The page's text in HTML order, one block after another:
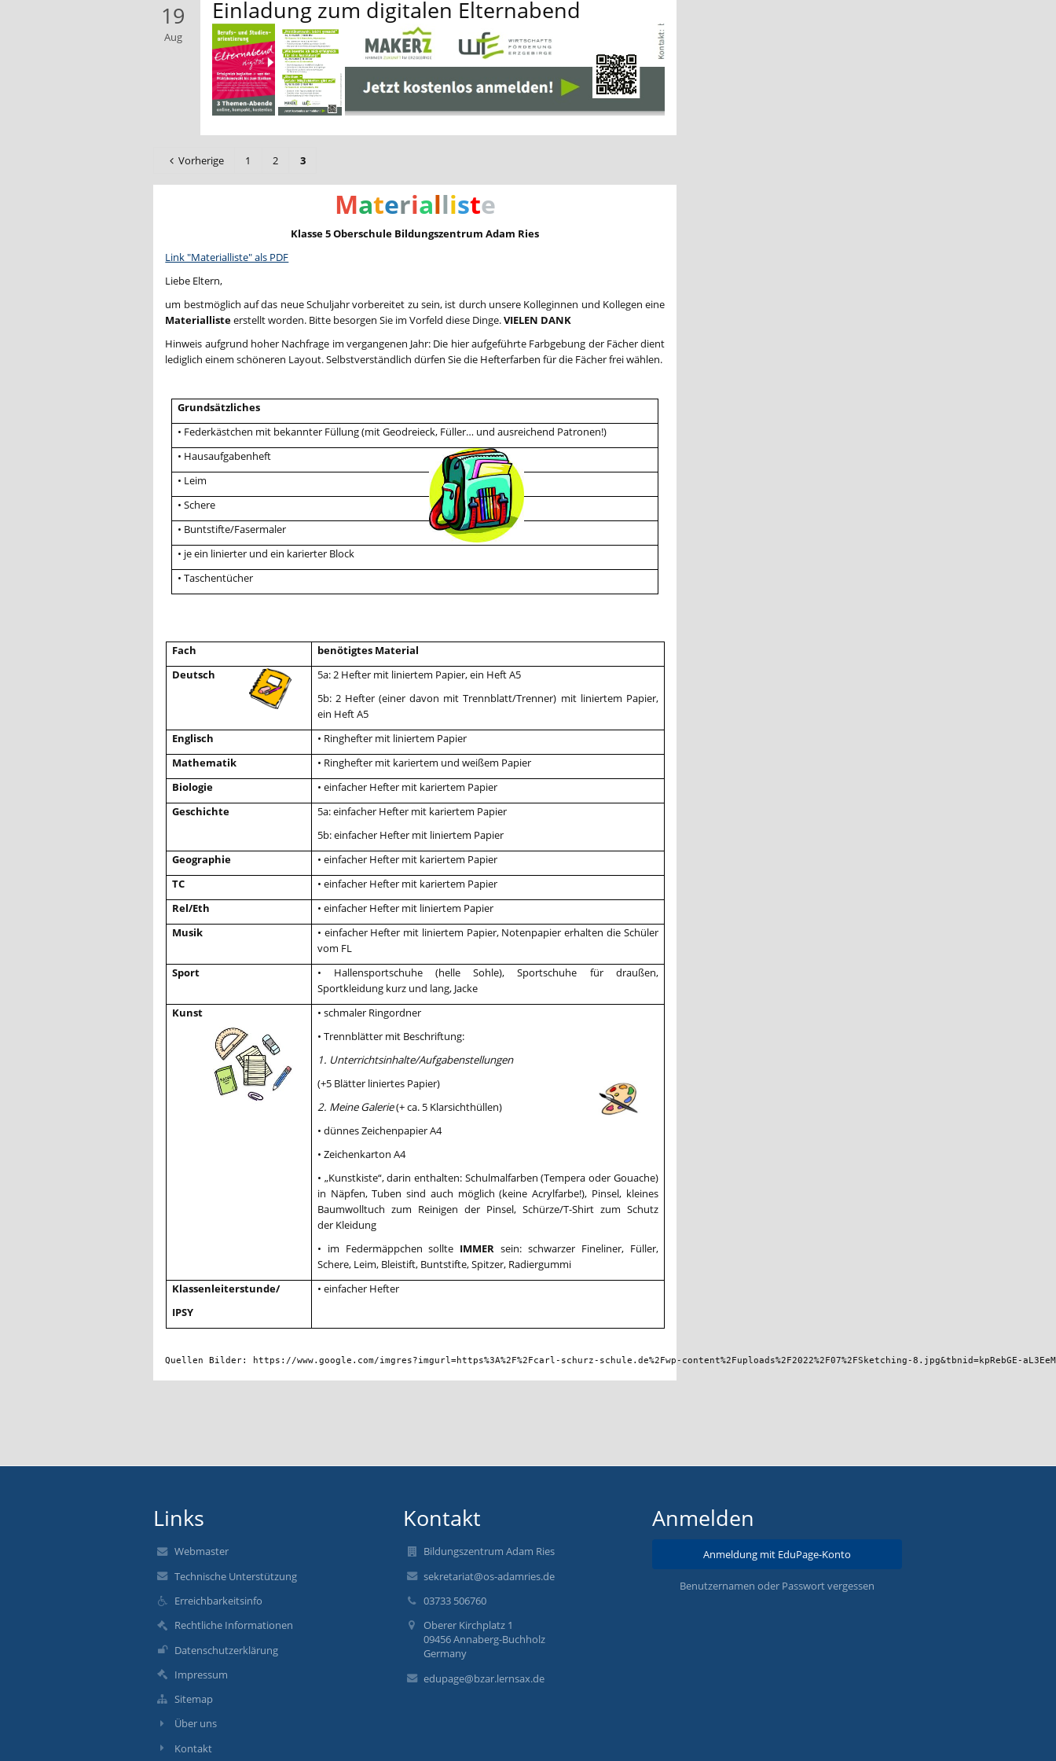
19
Aug
Einladung zum digitalen Elternabend
Vorherige 1 2 3
Materialliste
Klasse 5 Oberschule Bildungszentrum Adam Ries
Link "Materialliste" als PDF
Liebe Eltern,
um bestmöglich auf das neue Schuljahr vorbereitet zu sein, ist durch unsere Kolleginnen und Kollegen eine
Materiallisteerstellt worden. Bitte besorgen Sie im Vorfeld diese Dinge.VIELEN DANK
Hinweis aufgrund hoher Nachfrage im vergangenen Jahr: Die hier aufgeführte Farbgebung der Fächer dient
lediglich einem schöneren Layout. Selbstverständlich dürfen Sie die Hefterfarben für die Fächer frei wählen.
Grundsätzliches
• Federkästchen mit bekannter Füllung (mit Geodreieck, Füller… und ausreichend Patronen!)
• Hausaufgabenheft
• Leim
• Schere
• Buntstifte/Fasermaler
• je ein linierter und ein karierter Block
• Taschentücher
Fach
benötigtes Material
Deutsch
5a: 2 Hefter mit liniertem Papier, ein Heft A5
5b: 2 Hefter (einer davon mit Trennblatt/Trenner) mit liniertem Papier,
ein Heft A5
Englisch
• Ringhefter mit liniertem Papier
Mathematik
• Ringhefter mit kariertem und weißem Papier
Biologie
• einfacher Hefter mit kariertem Papier
Geschichte
5a: einfacher Hefter mit kariertem Papier
5b: einfacher Hefter mit liniertem Papier
Geographie
• einfacher Hefter mit kariertem Papier
TC
• einfacher Hefter mit kariertem Papier
Rel/Eth
• einfacher Hefter mit liniertem Papier
Musik
• einfacher Hefter mit liniertem Papier, Notenpapier erhalten die Schüler
vom FL
Sport
• Hallensportschuhe (helle Sohle), Sportschuhe für draußen,
Sportkleidung kurz und lang, Jacke
Kunst
• schmaler Ringordner
• Trennblätter mit Beschriftung:
1. Unterrichtsinhalte/Aufgabenstellungen
(+5 Blätter liniertes Papier)
2. Meine Galerie(+ ca. 5 Klarsichthüllen)
• dünnes Zeichenpapier A4
• Zeichenkarton A4
• „Kunstkiste“, darin enthalten: Schulmalfarben (Tempera oder Gouache)
in Näpfen, Tuben sind auch möglich (keine Acrylfarbe!), Pinsel, kleines
Baumwolltuch zum Reinigen der Pinsel, Schürze/T-Shirt zum Schutz
der Kleidung
• im Federmäppchen sollte IMMER sein: schwarzer Fineliner, Füller,
Schere, Leim, Bleistift, Buntstifte, Spitzer, Radiergummi
Klassenleiterstunde/
IPSY
• einfacher Hefter
Quellen Bilder: https://www.google.com/imgres?imgurl=https%3A%2F%2Fcarl-schurz-schule.de%2Fwp-content%2Fuploads%2F2022%2F07%2FSketching-8.jpg&tbnid=kpRebGE-
Links
Webmaster
Technische Unterstützung
Erreichbarkeitsinfo
Rechtliche Informationen
Datenschutzerklärung
Impressum
Sitemap
Über uns
Kontakt
Kontakt
Bildungszentrum Adam Ries
sekretariat@os-adamries.de
03733 506760
Oberer Kirchplatz 1
09456 Annaberg-Buchholz
Germany
edupage@bzar.lernsax.de
Anmelden
Anmeldung mit EduPage-Konto
Benutzernamen oder Passwort vergessen